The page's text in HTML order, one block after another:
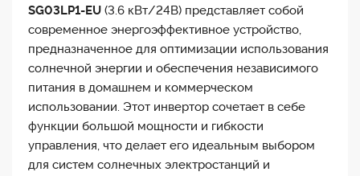
SG03LP1-EU (3.6 кВт/24В) представляет собой
современное энергоэффективное устройство,
предназначенное для оптимизации использования
солнечной энергии и обеспечения независимого
питания в домашнем и коммерческом
использовании. Этот инвертор сочетает в себе
функции большой мощности и гибкости
управления, что делает его идеальным выбором
для систем солнечных электростанций и